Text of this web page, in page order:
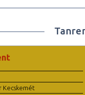
Kecskemét